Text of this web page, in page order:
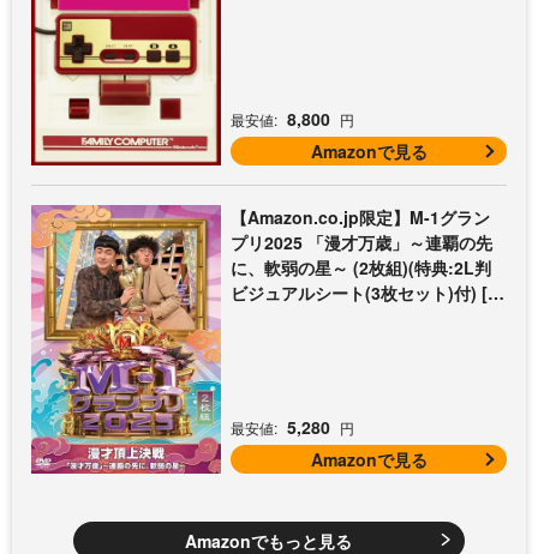
最安値: 8,800 円
Amazonで見る
【Amazon.co.jp限定】M-1グラン
プリ2025 「漫才万歳」～連覇の先
に、軟弱の星～ (2枚組)(特典:2L判
ビジュアルシート(3枚セット)付) [D
最安値: 5,280 円
Amazonで見る
Amazonでもっと見る